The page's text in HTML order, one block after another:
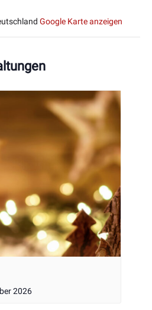
Google Karte anzeigen
2026